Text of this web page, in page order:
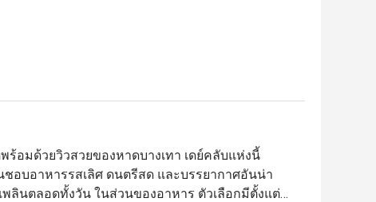
อมด้วยวิวสวยของหาดบางเทา เดย์คลับแห่งนี้
อบอาหารรสเลิศ ดนตรีสด และบรรยากาศอันน่า
ลินตลอดทั้งวัน ในส่วนของอาหาร ตัวเลือกมีตั้งแต่